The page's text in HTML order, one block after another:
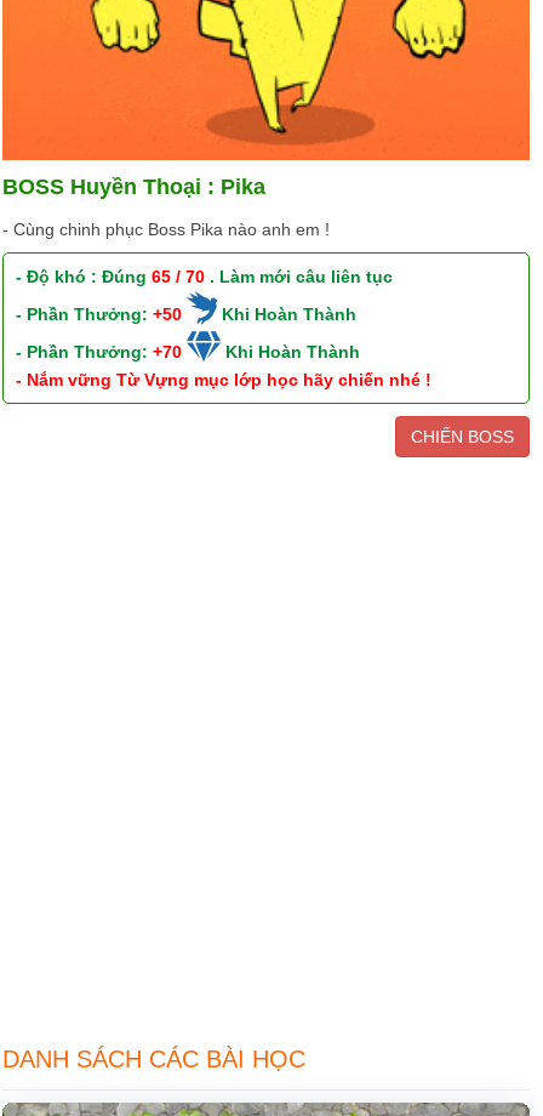
BOSS Huyền Thoại : Pika
- Cùng chinh phục Boss Pika nào anh em !
- Độ khó : Đúng65 / 70 . Làm mới câu liên tục
- Phần Thưởng:+50
Khi Hoàn Thành
- Phần Thưởng:+70
Khi Hoàn Thành
- Nắm vững Từ Vựng mục lớp học hãy chiến nhé !
CHIẾN BOSS
DANH SÁCH CÁC BÀI HỌC